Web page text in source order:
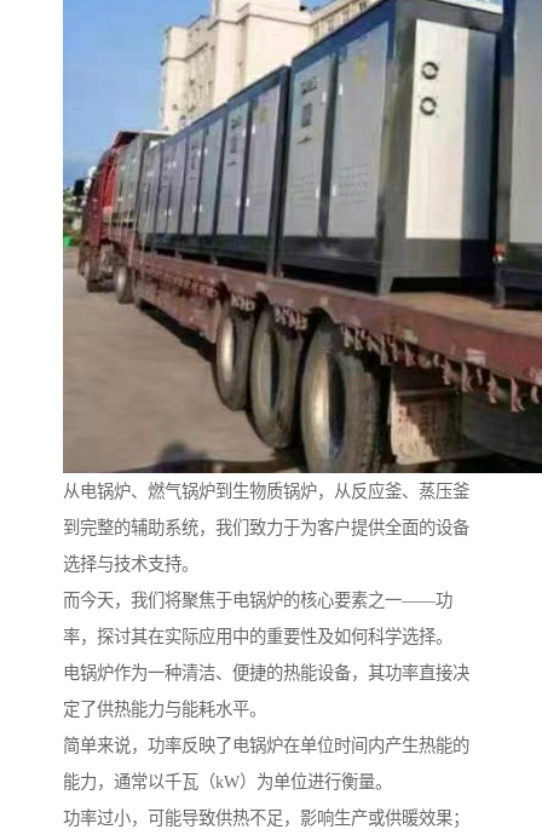
从电锅炉、燃气锅炉到生物质锅炉，从反应釜、蒸压釜
到完整的辅助系统，我们致力于为客户提供全面的设备
选择与技术支持。
而今天，我们将聚焦于电锅炉的核心要素之一——功
率，探讨其在实际应用中的重要性及如何科学选择。
电锅炉作为一种清洁、便捷的热能设备，其功率直接决
定了供热能力与能耗水平。
简单来说，功率反映了电锅炉在单位时间内产生热能的
能力，通常以千瓦（kW）为单位进行衡量。
功率过小，可能导致供热不足，影响生产或供暖效果；